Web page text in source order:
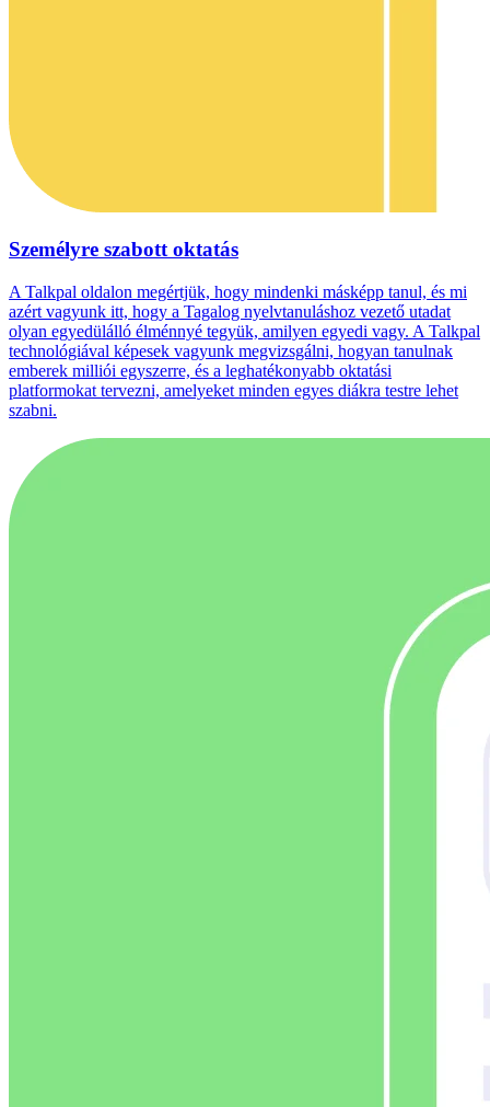
Személyre szabott oktatás
A Talkpal oldalon megértjük, hogy mindenki másképp tanul, és mi
azért vagyunk itt, hogy a Tagalog nyelvtanuláshoz vezető utadat
olyan egyedülálló élménnyé tegyük, amilyen egyedi vagy. A Talkpal
technológiával képesek vagyunk megvizsgálni, hogyan tanulnak
emberek milliói egyszerre, és a leghatékonyabb oktatási
platformokat tervezni, amelyeket minden egyes diákra testre lehet
szabni.